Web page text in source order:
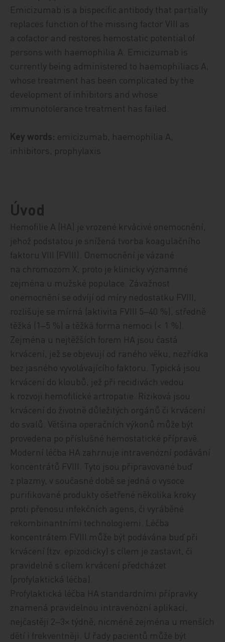
Emicizumab is a bispecific antibody that partially
replaces function of the missing factor VIII as
a cofactor and restores hemostatic potential of
persons with haemophilia A. Emicizumab is
currently being administered to haemophiliacs A,
whose treatment has been complicated by the
development of inhibitors and whose
immunotolerance treatment has failed.
Key words: emicizumab, haemophilia A,
inhibitors, prophylaxis
Úvod
Hemofilie A (HA) je vrozené krvácivé onemocnění,
jehož podstatou je snížená tvorba koagulačního
faktoru VIII (FVIII). Onemocnění je vázané
na chromozom X, proto je klinicky významné
zejména u mužské populace. Závažnost
onemocnění se odvíjí od míry nedostatku FVIII,
rozlišuje se mírná (aktivita FVIII 5‒40 %), středně
těžká (1‒5 %) a těžká forma nemoci (< 1 %).
Zejména u nejtěžších forem HA jsou častá
krvácení, jež se objevují od raného věku, nezřídka
bez jasného vyvolávajícího faktoru. Typická jsou
krvácení do kloubů, jež při recidivách vedou
k rozvoji hemofilické artropatie. Riziková jsou
krvácení do životně důležitých orgánů či krvácení
do svalů. Většina operačních výkonů může být
provedena po příslušné hemostatické přípravě.
Moderní léčba HA zahrnuje intravenózní podávání
koncentrátů FVIII. Tyto jsou připravované buď
z plazmy, v současné době se jedná o vysoce
purifikované produkty ošetřené několika kroky
proti přenosu infekčních agens, či vyráběné
rekombinantními technologiemi. Léčba
koncentrátem FVIII může být podávána buď při
krvácení (tzv. epizodicky) s cílem je zastavit, či
pravidelně s cílem krvácení předcházet
(profylaktická léčba).
Profylaktická léčba HA standardními přípravky
znamená pravidelnou intravenózní aplikaci,
nejčastěji 2‒3× týdně, nicméně zejména u menších
dětí i frekventněji. U řady pacientů může být